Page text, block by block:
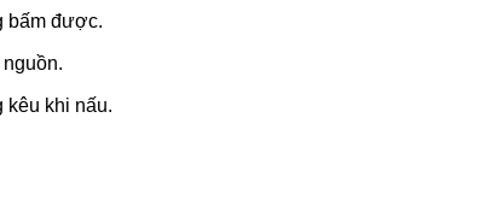
bấm được.
kêu khi nấu.